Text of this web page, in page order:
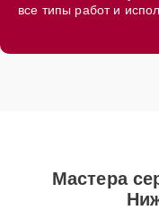
все типы работ и
Мастера